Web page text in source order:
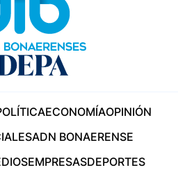
ECONOMÍAOPINIÓN
ADN BONAERENSE
EMPRESASDEPORTES